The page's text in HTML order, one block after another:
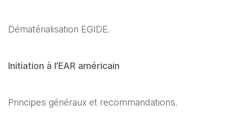
Dématérialisation EGIDE.
Initiation à l’EAR américain
Principes généraux et recommandations.